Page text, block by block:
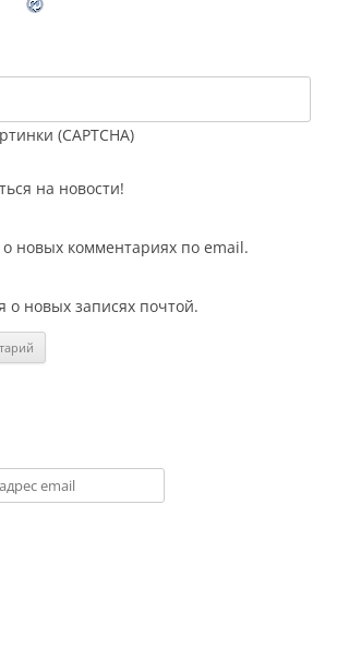
(CAPTCHA)
на новости!
новых комментариях по email.
о новых записях почтой.